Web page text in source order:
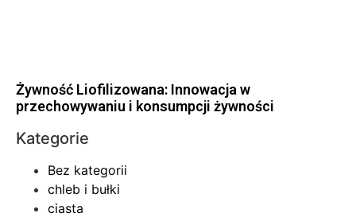
Żywność Liofilizowana: Innowacja w
przechowywaniu i konsumpcji żywności
Kategorie
Bez kategorii
chleb i bułki
ciasta